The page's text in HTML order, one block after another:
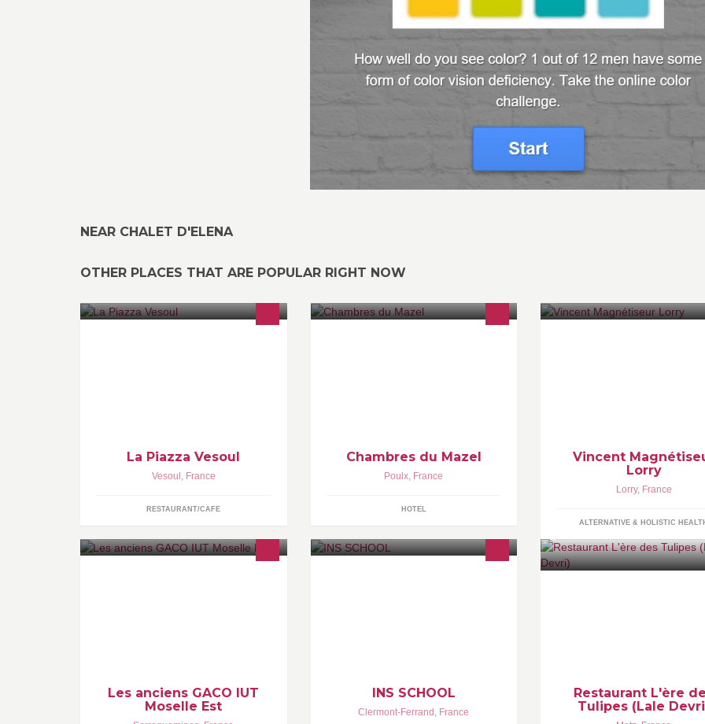
NEAR CHALET D'ELENA
OTHER PLACES THAT ARE POPULAR RIGHT NOW
La Piazza Vesoul
Vesoul , France
RESTAURANT/CAFE
Chambres du Mazel
Poulx, France
HOTEL
Vincent
Lorry
Lorry, France
ALTERNATIVE & HOLISTIC
Les anciens GACO IUT
Moselle Est
INS SCHOOL
Clermont-Ferrand , France
Restaurant L'ère
Tulipes (Lale